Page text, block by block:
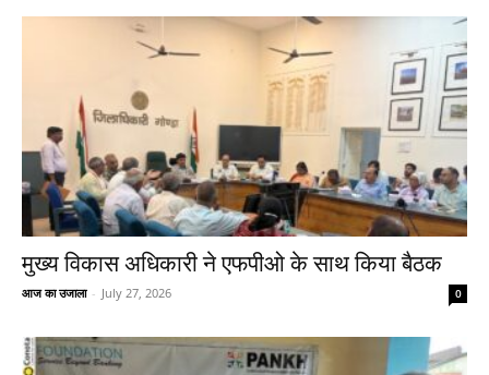
मुख्य विकास अधिकारी ने एफपीओ के साथ किया बैठक
आज का उजाला - July 27, 2026 0